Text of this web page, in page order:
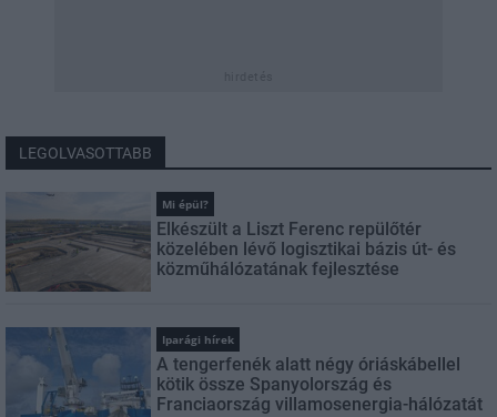
LEGOLVASOTTABB
Mi épül?
Elkészült a Liszt Ferenc repülőtér
közelében lévő logisztikai bázis út- és
közműhálózatának fejlesztése
Iparági hírek
A tengerfenék alatt négy óriáskábellel
kötik össze Spanyolország és
Franciaország villamosenergia-hálózatát